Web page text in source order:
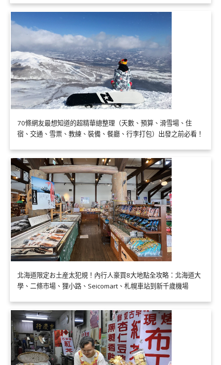
70條網友最想知道的超精華總整理（天數、預算、滑雪場、住
宿、交通、雪票、教練、裝備、餐廳、行李打包）出發之前必看！
北海道限定お土産太犯規！內行人豪買8大地點全攻略：北海道大
學、二條市場、狸小路、Seicomart、札幌車站到新千歲機場